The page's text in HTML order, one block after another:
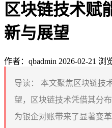
区块链技术赋
新与展望
作者：qbadmin 2026-02-21 浏
导读：
本文聚焦区块链技
望，区块链技术凭借其分
为银企对账带来了显著变